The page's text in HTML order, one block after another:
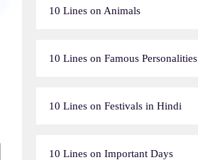
10 Lines on Animals
10 Lines on Famous Personalities
10 Lines on Festivals in Hindi
10 Lines on Important Days